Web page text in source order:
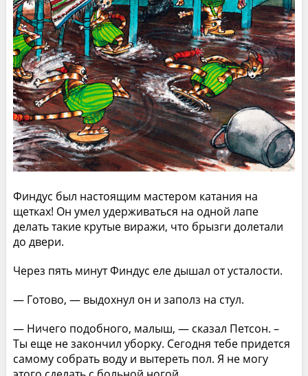
Финдус был настоящим мастером катания на
щетках! Он умел удерживаться на одной лапе
делать такие крутые виражи, что брызги долетали
до двери.
Через пять минут Финдус еле дышал от усталости.
— Готово, — выдохнул он и заполз на стул.
— Ничего подобного, малыш, — сказал Петсон. –
Ты еще не закончил уборку. Сегодня тебе придется
самому собрать воду и вытереть пол. Я не могу